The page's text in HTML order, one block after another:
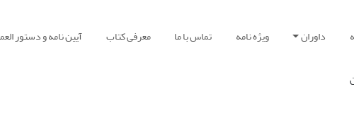
داوران ویژه نامه تماس با ما معرفی کتاب آیین نامه و دستور